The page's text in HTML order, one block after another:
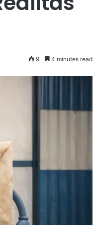
9 4 minutes read